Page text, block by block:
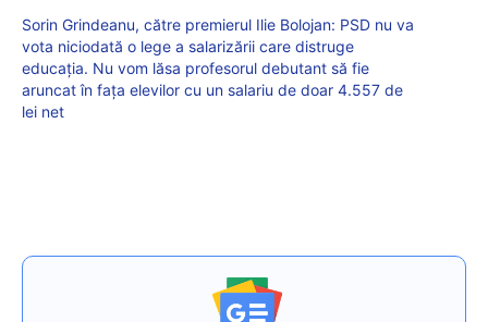
Sorin Grindeanu, către premierul Ilie Bolojan: PSD nu va
vota niciodată o lege a salarizării care distruge
educația. Nu vom lăsa profesorul debutant să fie
aruncat în fața elevilor cu un salariu de doar 4.557 de
lei net